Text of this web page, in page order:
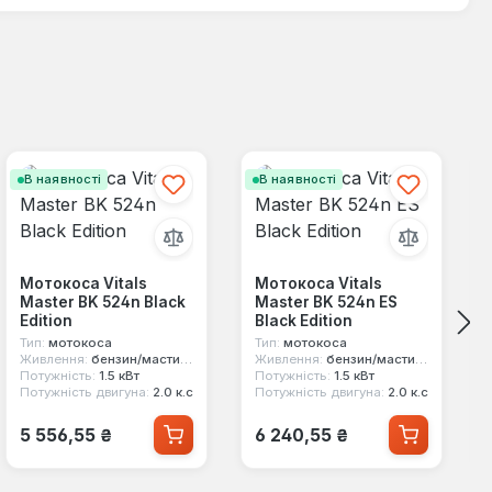
В наявності
Мотокоса Vitals
Master BK 524n Black
Edition
Тип: мотокоса
Живлення: бензин/мастило
Потужність: 1.5 кВт
Потужність двигуна: 2.0 к.с
Звичайна ціна:
5 556,55 ₴
В наявності
Мотокоса Vitals
Master BK 524n ES
Black Edition
Тип: мотокоса
Живлення: бензин/мастило
Потужність: 1.5 кВт
Потужність двигуна: 2.0 к.с
Звичайна ціна:
6 240,55 ₴